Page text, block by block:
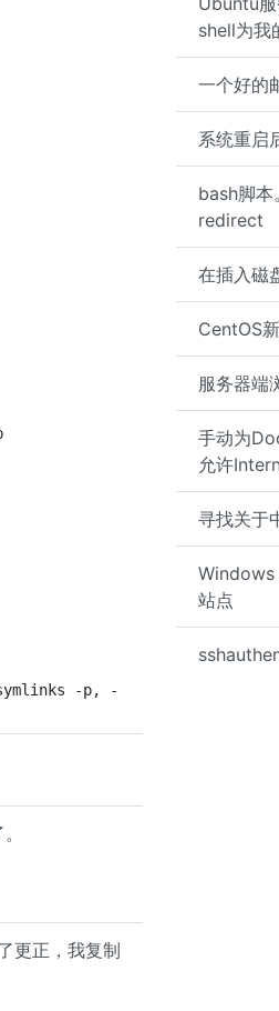
shell为我
一个好的
系统重启
bash脚本
redirect
在插入磁
CentOS
服务器端
手动为
允许
寻找关于
Windows
站点
-p, --perms preserve
更正，我复制